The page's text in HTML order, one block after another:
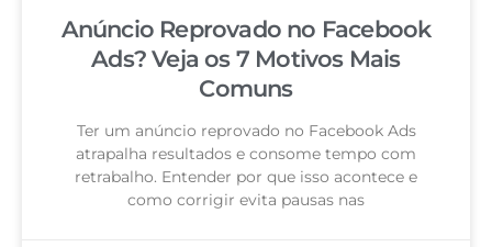
Anúncio Reprovado no Facebook
Ads? Veja os 7 Motivos Mais
Comuns
Ter um anúncio reprovado no Facebook Ads
atrapalha resultados e consome tempo com
retrabalho. Entender por que isso acontece e
como corrigir evita pausas nas